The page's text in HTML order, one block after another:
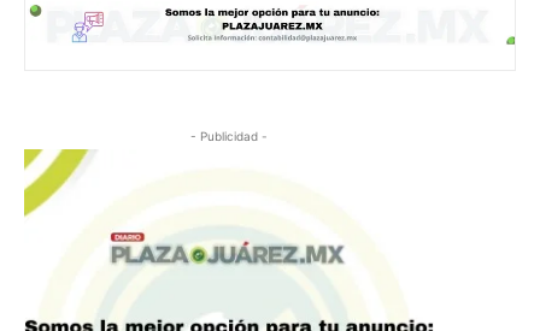
- Publicidad -